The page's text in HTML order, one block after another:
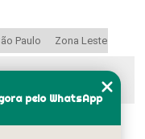
Paulo Zona Leste
Bonifácio
links, é proibida sem a
pelo WhatsApp